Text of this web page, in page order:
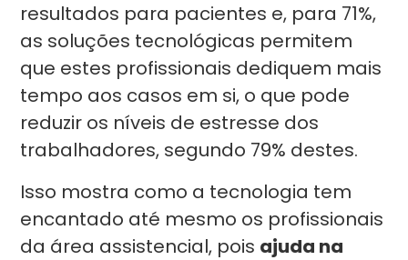
resultados para pacientes e, para 71%,
as soluções tecnológicas permitem
que estes profissionais dediquem mais
tempo aos casos em si, o que pode
reduzir os níveis de estresse dos
trabalhadores, segundo 79% destes.
Isso mostra como a tecnologia tem
encantado até mesmo os profissionais
da área assistencial, pois ajuda na